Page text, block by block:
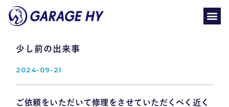
少し前の出来事
2024-09-21
ご依頼をいただいて修理をさせていただくべく近く